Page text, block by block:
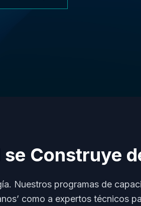
Construye
Nuestros programas de
como a expertos técnicos